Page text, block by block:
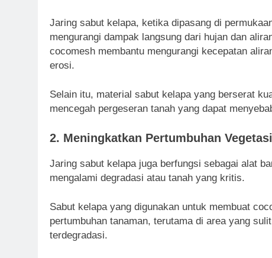
Jaring sabut kelapa, ketika dipasang di
mengurangi dampak langsung dari hujan dan
cocomesh membantu mengurangi kecepatan
erosi.
Selain itu, material sabut kelapa yang berserat
mencegah pergeseran tanah yang dapat
2. Meningkatkan Pertumbuhan Vegetasi
Jaring sabut kelapa juga berfungsi sebagai alat
mengalami degradasi atau tanah yang kritis.
Sabut kelapa yang digunakan untuk membuat
pertumbuhan tanaman, terutama di area yang
terdegradasi.